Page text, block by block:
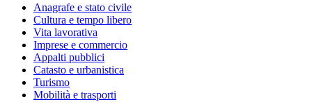
Anagrafe e stato civile
Cultura e tempo libero
Vita lavorativa
Imprese e commercio
Appalti pubblici
Catasto e urbanistica
Turismo
Mobilità e trasporti